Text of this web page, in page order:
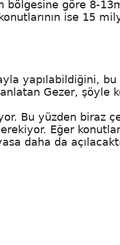
bölgesine göre 8-
ise 15
yapılabildiğini, bu
anlatan Gezer, şöyle
Bu yüzden biraz
Eğer
daha da